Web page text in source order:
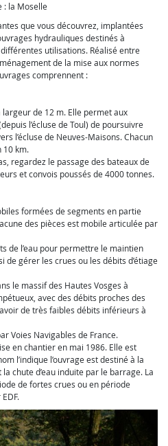
: la Moselle
que vous découvrez, implantées
hydrauliques destinés à
utilisations. Réalisé entre
de la mise aux normes
comprennent :
de 12 m. Elle permet aux
l’écluse de Toul) de poursuivre
l’écluse de Neuves-Maisons. Chacun
10 km.
regardez le passage des bateaux de
et convois poussés de 4000 tonnes.
formées de segments en partie
des pièces est mobile articulée par
de l’eau pour permettre le maintien
de gérer les crues ou les débits d’étiage
le massif des Hautes Vosges à
avec des débits proches des
de très faibles débits inférieurs à
Voies Navigables de France.
en chantier en mai 1986. Elle est
l’indique l’ouvrage est destiné à la
chute d’eau induite par le barrage. La
de fortes crues ou en période